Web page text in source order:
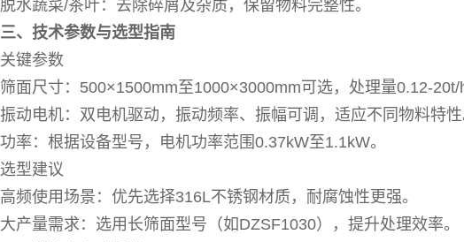
脱水蔬菜/茶叶：去除碎屑及杂质，保留物料完整性。
三、技术参数与选型指南
关键参数
筛面尺寸：500×1500mm至1000×3000mm可选，处理量0.12-20t/
振动电机：双电机驱动，振动频率、振幅可调，适应不同物料特
功率：根据设备型号，电机功率范围0.37kW至1.1kW。
选型建议
高频使用场景：优先选择316L不锈钢材质，耐腐蚀性更强。
大产量需求：选用长筛面型号（如DZSF1030），提升处理效率。